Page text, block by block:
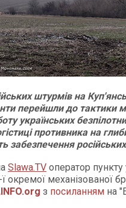
штурмів на
перейшли до тактики
українських
противника на
забезпечення
Slawa.TV оператор пункту
окремої механізованої
з посиланням на